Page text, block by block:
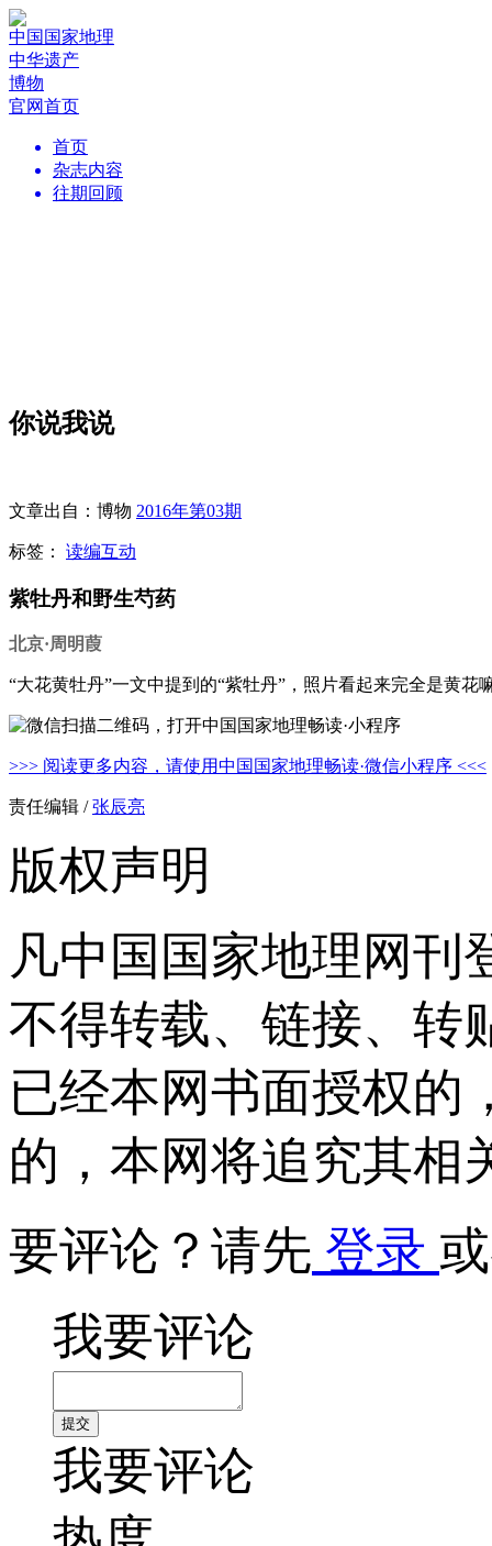
中国国家地理
中华遗产
博物
官网首页
首页
杂志内容
往期回顾
你说我说
文章出自：博物 2016年第03期
标签： 读编互动
紫牡丹和野生芍药
北京·周明葭
“大花黄牡丹”一文中提到的“紫牡丹”，照片看起来完全是黄
>>> 阅读更多内容，请使用中国国家地理畅读·微信小程序 <<<
责任编辑 /张辰亮
版权声明
凡中国国家地理网刊
不得转载、链接、转
已经本网书面授权的
的，本网将追究其相
要评论？请先 登录
我要评论
我要评论